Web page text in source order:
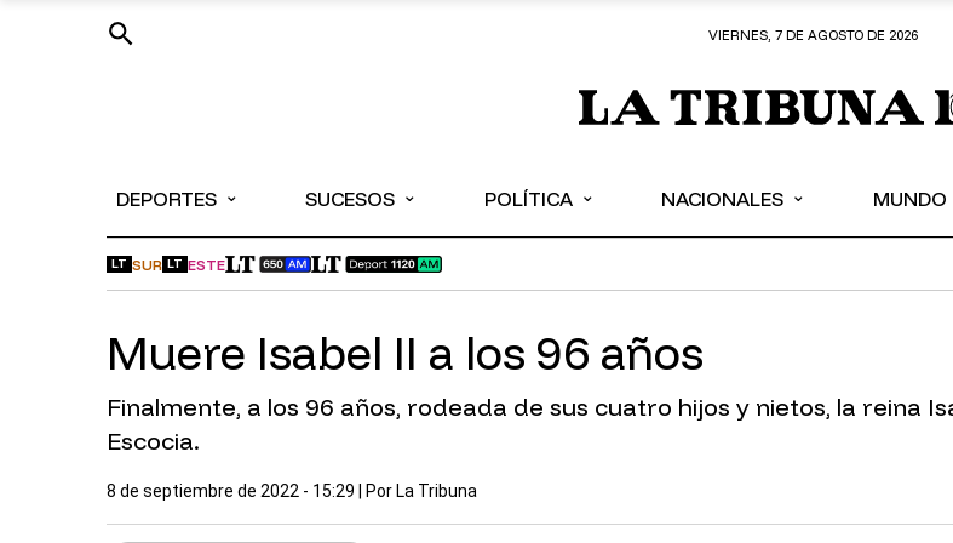
VIERNES, 7 DE AGOSTO DE 2026
DEPORTES ⌄ SUCESOS ⌄ POLÍTICA ⌄ NACIONALES ⌄ MUNDO
LT SUR LT ESTE
Muere Isabel II a los 96 años
Finalmente, a los 96 años, rodeada de sus cuatro hijos y nietos, la reina
Escocia.
8 de septiembre de 2022 - 15:29 | Por La Tribuna